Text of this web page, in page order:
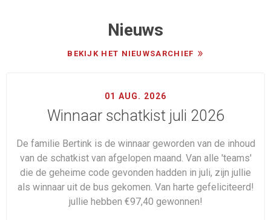
Nieuws
BEKIJK HET NIEUWSARCHIEF
01 AUG. 2026
Winnaar schatkist juli 2026
De familie Bertink is de winnaar geworden van de inhoud
van de schatkist van afgelopen maand. Van alle 'teams'
die de geheime code gevonden hadden in juli, zijn jullie
als winnaar uit de bus gekomen. Van harte gefeliciteerd!
jullie hebben €97,40 gewonnen!